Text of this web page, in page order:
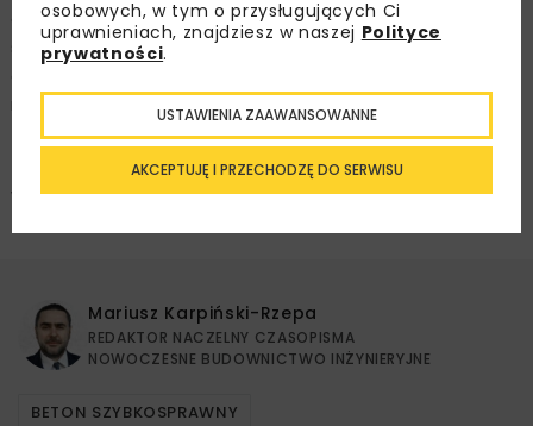
a o godzinie 21 na nowej nawierzchni zaparkował
samolot. Cała realizacja od rozpoczęcia do oddania
mieliśmy już bardzo dużo.
Dziękuję za rozmowę.
Więcej nahttps://batarus.com.pl
Mariusz Karpiński-Rzepa
REDAKTOR NACZELNY CZASOPISMA
NOWOCZESNE BUDOWNICTWO INŻYNIERYJNE
BETON SZYBKOSPRAWNY
osobowych, w tym o przysługujących Ci
uprawnieniach, znajdziesz w naszej Polityce
prywatności.
AKCEPTUJĘ I PRZECHODZĘ DO SERWISU
USTAWIENIA ZAAWANSOWANNE